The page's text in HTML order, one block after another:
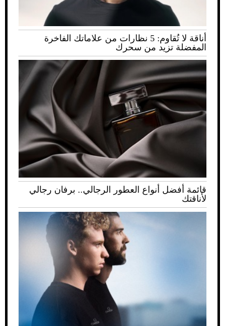
أناقة لا تُقاوم: 5 نظارات من علاماتك الفاخرة
المفضلة تزيد من سحرك
قائمة أفضل أنواع العطور الرجالي.. برفان رجالي
لأناقتك